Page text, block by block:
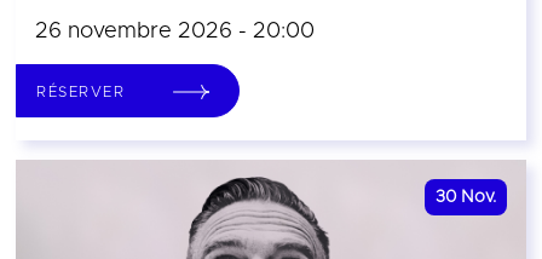
26 novembre 2026 - 20:00
RÉSERVER
30 Nov.